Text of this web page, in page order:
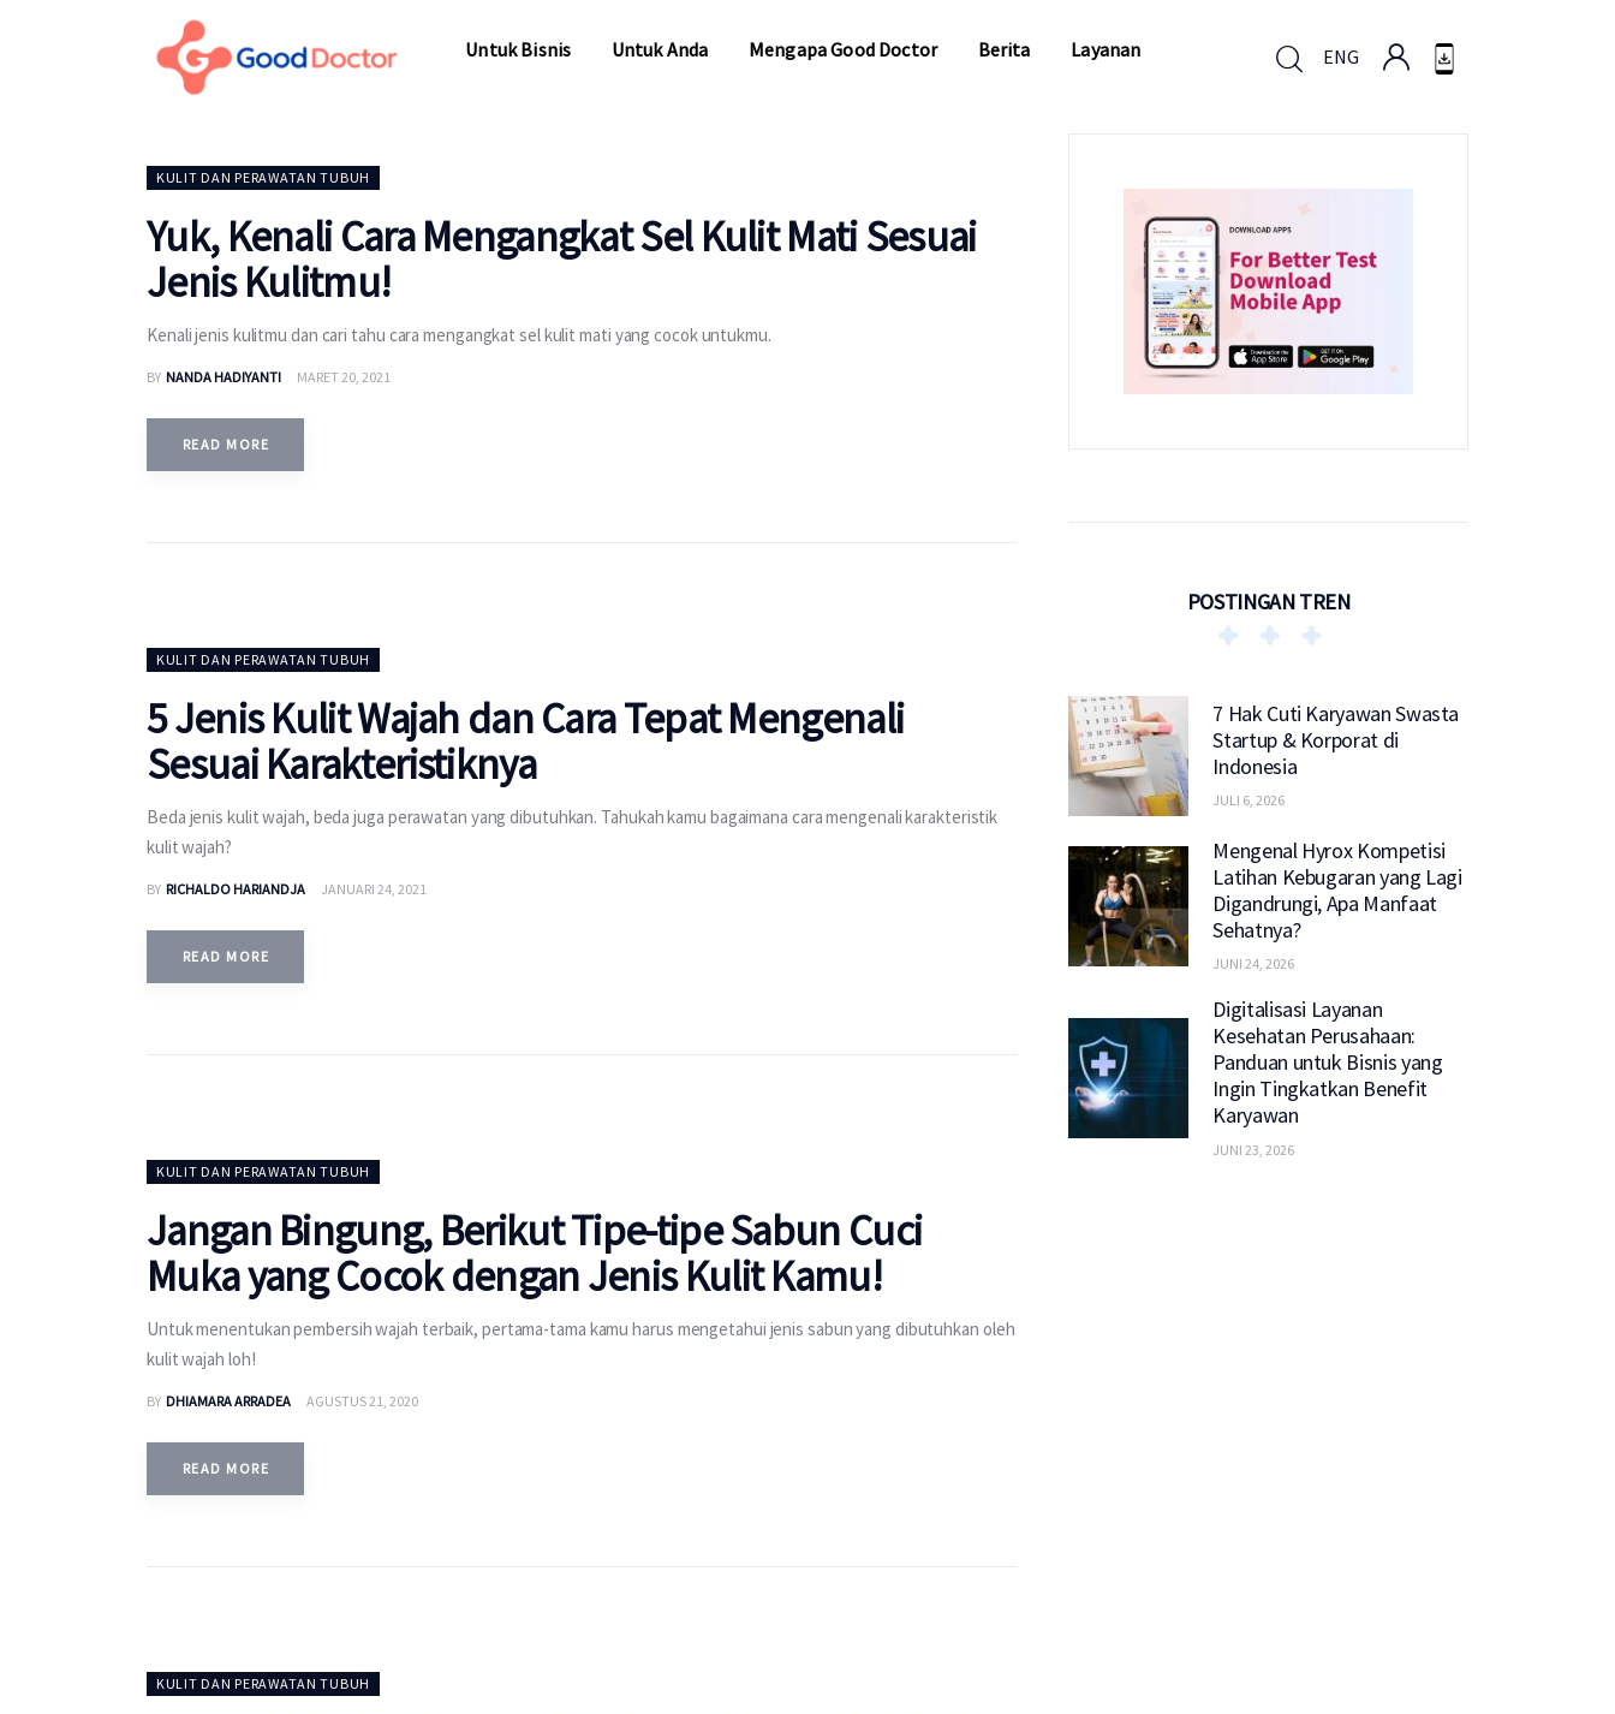
Untuk Bisnis Untuk Anda Mengapa Good Doctor Berita Layanan ENG
KULIT DAN PERAWATAN TUBUH
Yuk, Kenali Cara Mengangkat Sel Kulit Mati Sesuai
Jenis Kulitmu!
Kenali jenis kulitmu dan cari tahu cara mengangkat sel kulit mati yang cocok untukmu.
BY NANDA HADIYANTI MARET 20, 2021
READ MORE
KULIT DAN PERAWATAN TUBUH
5 Jenis Kulit Wajah dan Cara Tepat Mengenali
Sesuai Karakteristiknya
Beda jenis kulit wajah, beda juga perawatan yang dibutuhkan. Tahukah kamu bagaimana cara mengenali karakteristik
kulit wajah?
BY RICHALDO HARIANDJA JANUARI 24, 2021
READ MORE
KULIT DAN PERAWATAN TUBUH
Jangan Bingung, Berikut Tipe-tipe Sabun Cuci
Muka yang Cocok dengan Jenis Kulit Kamu!
Untuk menentukan pembersih wajah terbaik, pertama-tama kamu harus mengetahui jenis sabun yang dibutuhkan oleh
kulit wajah loh!
BY DHIAMARA ARRADEA AGUSTUS 21, 2020
READ MORE
KULIT DAN PERAWATAN TUBUH
POSTINGAN TREN
7 Hak Cuti Karyawan Swasta
Startup & Korporat di
Indonesia
JULI 6, 2026
Mengenal Hyrox Kompetisi
Latihan Kebugaran yang Lagi
Digandrungi, Apa Manfaat
Sehatnya?
JUNI 24, 2026
Digitalisasi Layanan
Kesehatan Perusahaan:
Panduan untuk Bisnis yang
Ingin Tingkatkan Benefit
Karyawan
JUNI 23, 2026